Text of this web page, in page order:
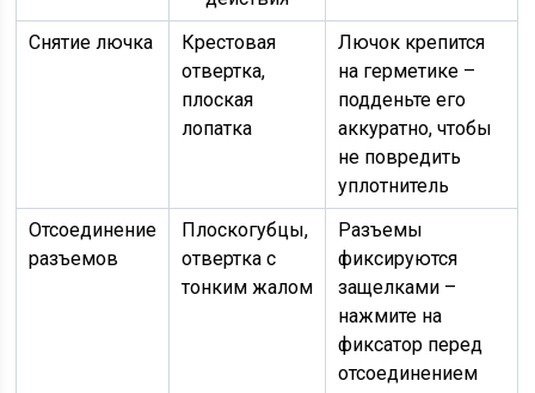
Снятие лючка
Крестовая
отвертка,
плоская
лопатка
Лючок крепится
на герметике –
подденьте его
аккуратно, чтобы
не повредить
уплотнитель
Отсоединение
разъемов
Плоскогубцы,
отвертка с
тонким жалом
Разъемы
фиксируются
защелками –
нажмите на
фиксатор перед
отсоединением